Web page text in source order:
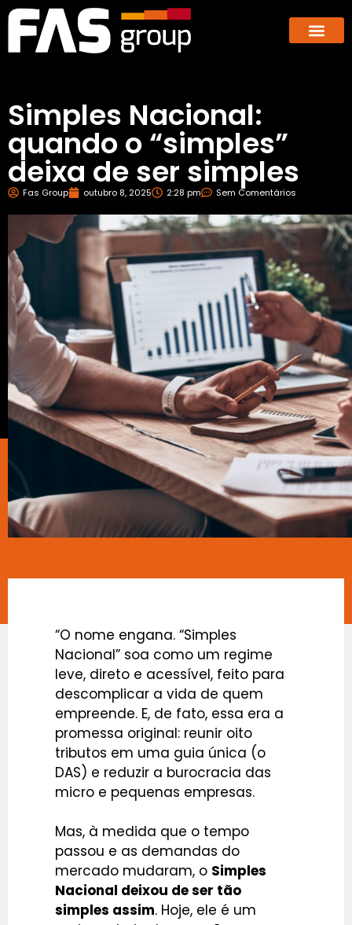
Simples Nacional:
quando o “simples”
deixa de ser simples
Fas Group outubro 8, 2025 2:28 pm Sem Comentários
“O nome engana. “Simples
Nacional” soa como um regime
leve, direto e acessível, feito para
descomplicar a vida de quem
empreende. E, de fato, essa era a
promessa original: reunir oito
tributos em uma guia única (o
DAS) e reduzir a burocracia das
micro e pequenas empresas.
Mas, à medida que o tempo
passou e as demandas do
mercado mudaram, o Simples
Nacional deixou de ser tão
simples assim. Hoje, ele é um